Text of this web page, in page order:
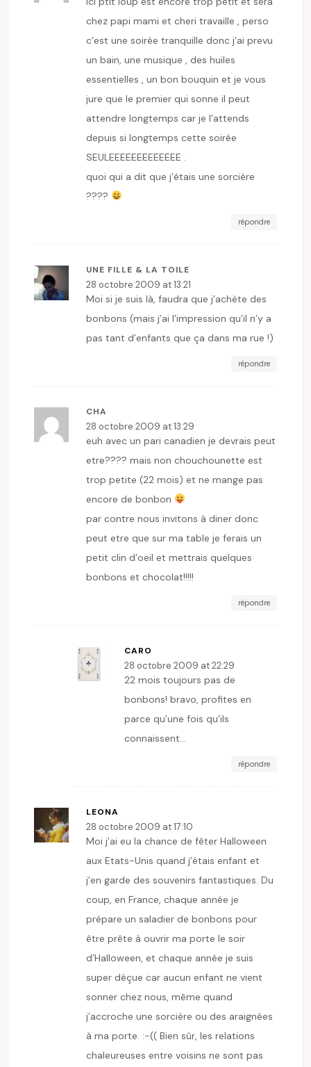
chez papi mami et cheri travaille , perso
c’est une soirée tranquille donc j’ai prevu
un bain, une musique , des huiles
essentielles , un bon bouquin et je vous
jure que le premier qui sonne il peut
attendre longtemps car je l’attends
depuis si longtemps cette soirée
SEULEEEEEEEEEEEEE .
quoi qui a dit que j’étais une sorcière
????
répondre
UNE FILLE & LA TOILE
28 octobre 2009 at 13:21
Moi si je suis là, faudra que j’achète des
bonbons (mais j’ai l’impression qu’il n’y a
pas tant d’enfants que ça dans ma rue !)
répondre
CHA
28 octobre 2009 at 13:29
euh avec un pari canadien je devrais peut
etre???? mais non chouchounette est
trop petite (22 mois) et ne mange pas
encore de bonbon
par contre nous invitons à diner donc
peut etre que sur ma table je ferais un
petit clin d’oeil et mettrais quelques
bonbons et chocolat!!!!!
répondre
CARO
28 octobre 2009 at 22:29
22 mois toujours pas de
bonbons! bravo, profites en
parce qu’une fois qu’ils
connaissent…
répondre
LEONA
28 octobre 2009 at 17:10
Moi j’ai eu la chance de fêter Halloween
aux Etats-Unis quand j’étais enfant et
j’en garde des souvenirs fantastiques. Du
coup, en France, chaque année je
prépare un saladier de bonbons pour
être prête à ouvrir ma porte le soir
d’Halloween, et chaque année je suis
super déçue car aucun enfant ne vient
sonner chez nous, même quand
j’accroche une sorcière ou des araignées
à ma porte. :-(( Bien sûr, les relations
chaleureuses entre voisins ne sont pas